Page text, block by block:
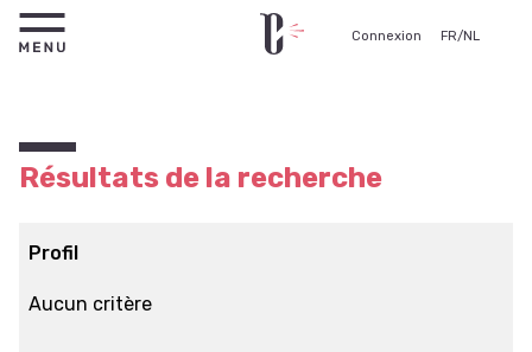
Connexion FR/NL
Résultats de la recherche
Profil
Aucun critère